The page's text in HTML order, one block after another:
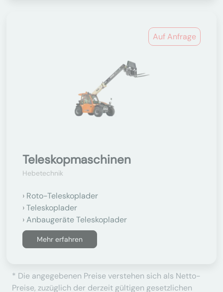
Auf Anfrage
Teleskopmaschinen
Hebetechnik
Roto-Teleskoplader
Teleskoplader
Anbaugeräte Teleskoplader
Mehr erfahren
* Die angegebenen Preise verstehen sich als Netto-
Preise, zuzüglich der derzeit gültigen gesetzlichen